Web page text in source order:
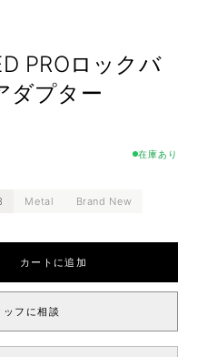
PROロックバ
ダプター
在庫あり
Metal Brand New
カートに追加
ッフに相談